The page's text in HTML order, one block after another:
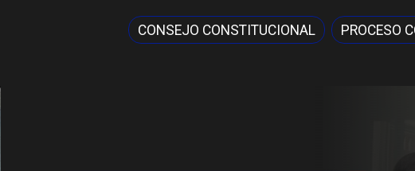
CONSEJO CONSTITUCIONAL PROCESO